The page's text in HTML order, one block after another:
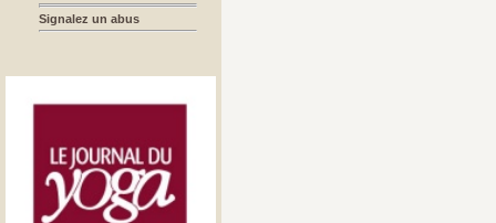
Signalez un abus